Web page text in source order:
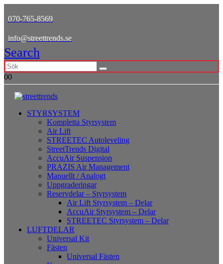
070-765-8569
info@streettrends.se
Search
00
STYRSYSTEM
Kompletta Styrsystem
Air Lift
STREETEC Autoleveling
StreetTrends Digital
AccuAir Suspension
PRAZIS Air Management
Manuellt / Analogt
Uppgraderingar
Reservdelar – Styrsystem
Air Lift Styrsystem – Delar
AccuAir Styrsystem – Delar
STREETEC Styrsystem – Delar
LUFTDELAR
Universal Kit
Fästen
Universal Fästen